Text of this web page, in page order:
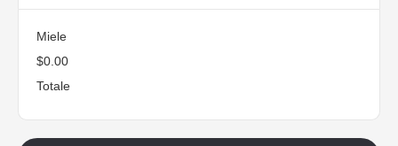
Miele
$0.00
Totale